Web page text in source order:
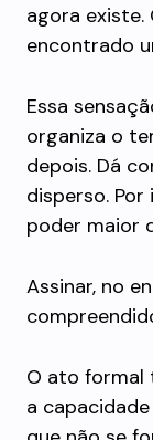
agora
encontrado
Essa
organiza o
depois. Dá
disperso.
poder maior
Assinar, no
O ato formal
a